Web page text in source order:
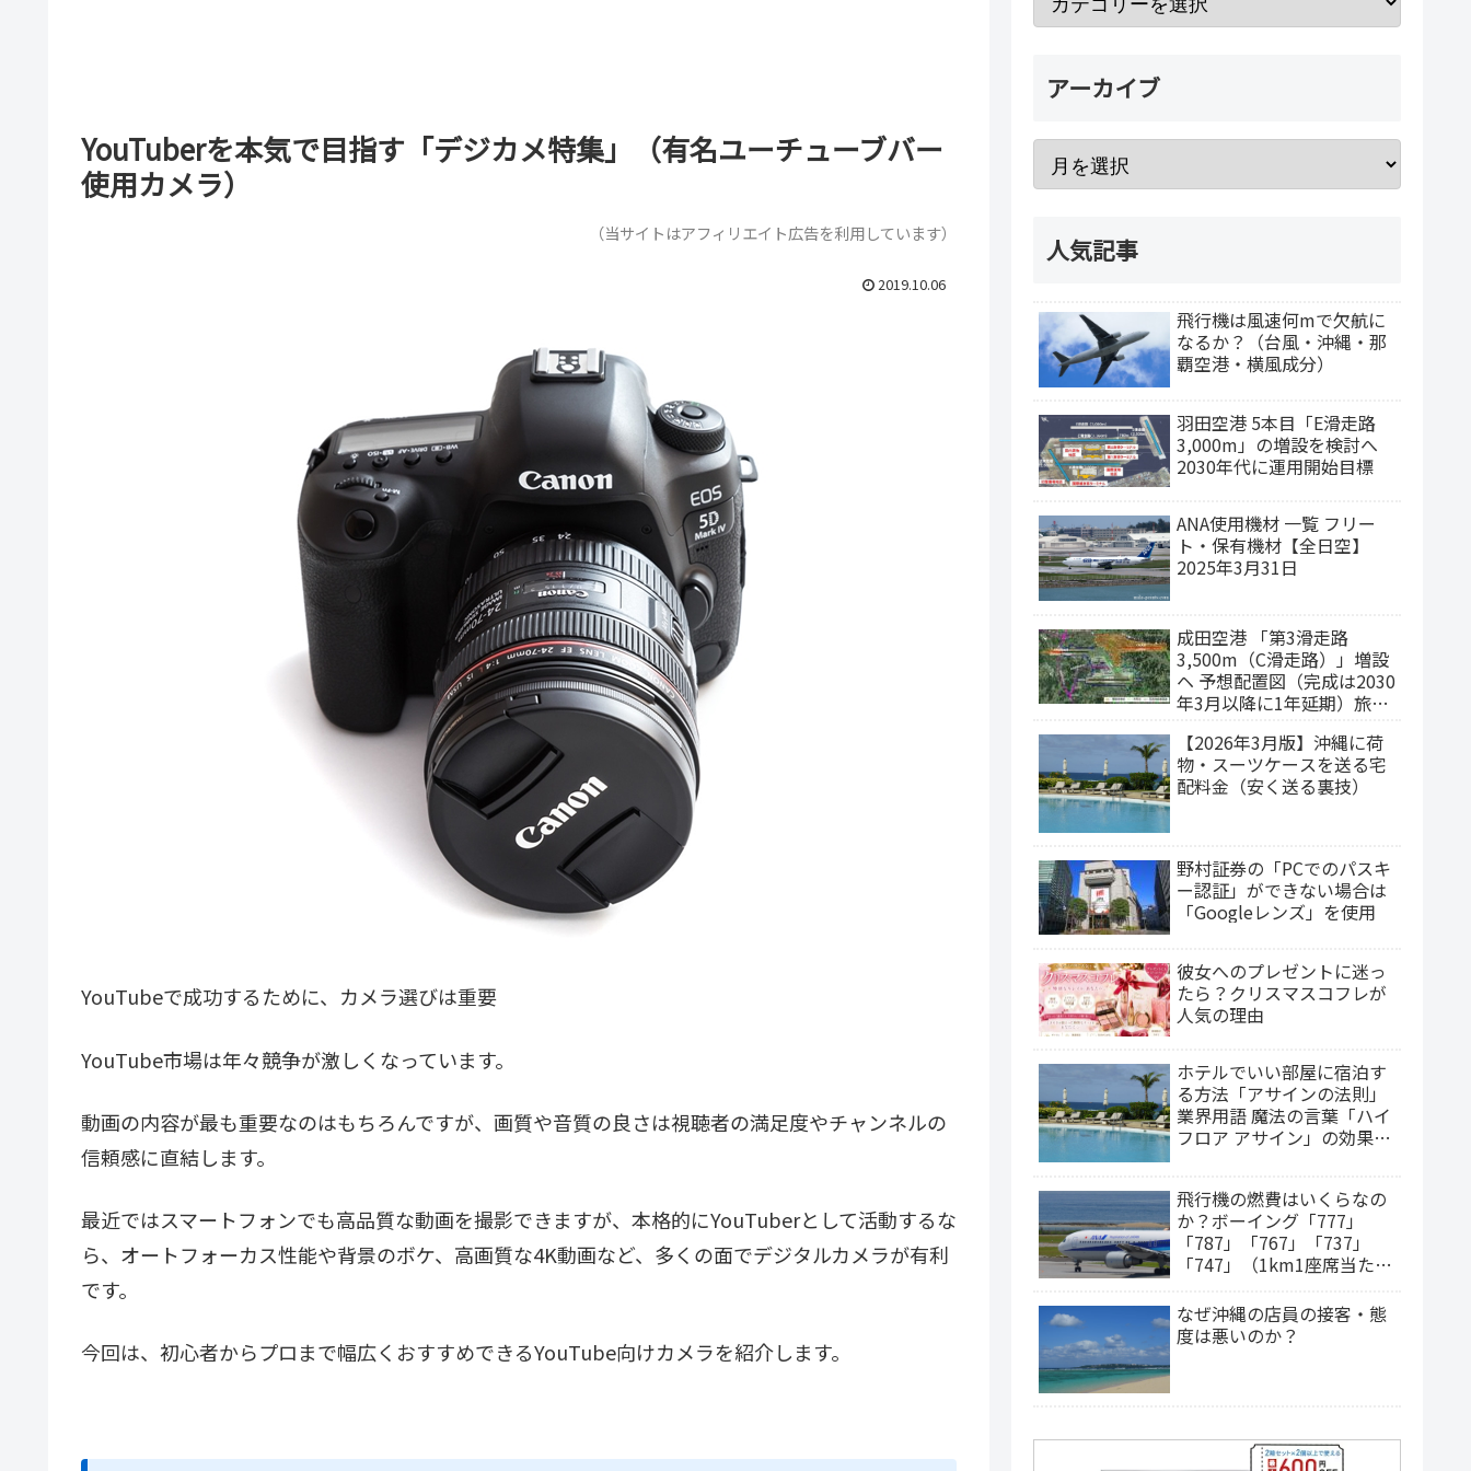
YouTuberを本気で目指す「デジカメ特集」（有名ユーチューブバー
使用カメラ）
（当サイトはアフィリエイト広告を利用しています）
2019.10.06
YouTubeで成功するために、カメラ選びは重要
YouTube市場は年々競争が激しくなっています。
動画の内容が最も重要なのはもちろんですが、画質や音質の良さは視聴者の満足度やチャンネルの
信頼感に直結します。
最近ではスマートフォンでも高品質な動画を撮影できますが、本格的にYouTuberとして活動するな
ら、オートフォーカス性能や背景のボケ、高画質な4K動画など、多くの面でデジタルカメラが有利
です。
今回は、初心者からプロまで幅広くおすすめできるYouTube向けカメラを紹介します。
アーカイブ
人気記事
飛行機は風速何mで欠航に
なるか？（台風・沖縄・那
覇空港・横風成分）
羽田空港 5本目「E滑走路
3,000m」の増設を検討へ
2030年代に運用開始目標
ANA使用機材 一覧 フリー
ト・保有機材【全日空】
2025年3月31日
成田空港 「第3滑走路
3,500m（C滑走路）」増設
ヘ 予想配置図（完成は2030
年3月以降に1年延期）旅客
【2026年3月版】沖縄に荷
物・スーツケースを送る宅
配料金（安く送る裏技）
野村証券の「PCでのパスキ
ー認証」ができない場合は
「Googleレンズ」を使用
彼女へのプレゼントに迷っ
たら？クリスマスコフレが
人気の理由
ホテルでいい部屋に宿泊す
る方法「アサインの法則」
業界用語 魔法の言葉「ハイ
フロア アサイン」の効果
飛行機の燃費はいくらなの
か？ボーイング「777」
「787」「767」「737」
「747」（1km1座席当たり
なぜ沖縄の店員の接客・態
度は悪いのか？